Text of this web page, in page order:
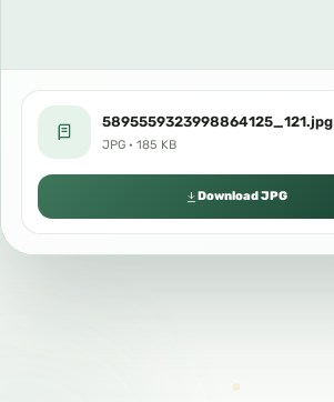
5895559323998864125_121.jpg
JPG · 185 KB
Download JPG